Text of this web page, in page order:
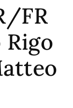
FR
Rigo